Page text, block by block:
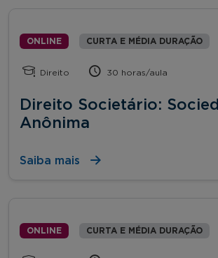
ONLINE CURTA E MÉDIA DURAÇÃO
Direito 30 horas/aula
Direito Societário:
Anônima
Saiba mais
ONLINE CURTA E MÉDIA DURAÇÃO